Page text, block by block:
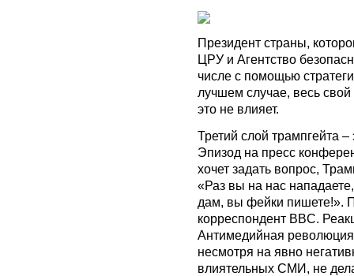
Президент страны,
ЦРУ и Агентство
числе с помощью
лучшем случае, весь свой
это не влияет.
Третий слой трампгейта
Эпизод на пресс
хочет задать вопрос,
«Раз вы на нас
дам, вы фейки пишете!».
корреспондент BBC.
Антимедийная
несмотря на явно
влиятельных СМИ, не